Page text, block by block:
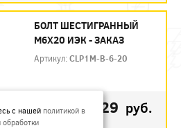
БОЛТ ШЕСТИГРАННЫЙ
М6Х20 ИЭК - ЗАКАЗ
Артикул:CLP1M-B-6-20
4.29 руб.
с нашей политикой в